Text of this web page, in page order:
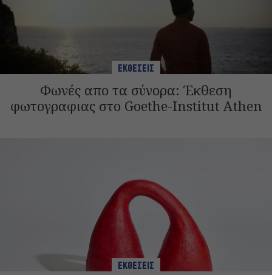
ΕΚΘΕΣΕΙΣ
Φωνές απο τα σύνορα: Έκθεση
φωτογραφιας στο Goethe-Institut Athen
ΕΚΘΕΣΕΙΣ